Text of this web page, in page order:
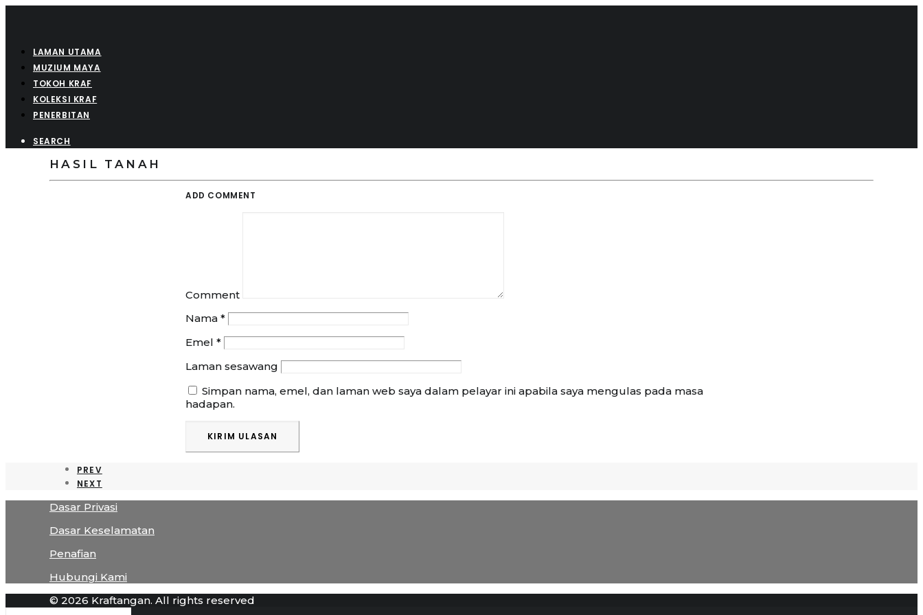
LAMAN UTAMA
MUZIUM MAYA
TOKOH KRAF
KOLEKSI KRAF
PENERBITAN
SEARCH
HASIL TANAH
ADD COMMENT
Comment
Nama *
Emel *
Laman sesawang
Simpan nama, emel, dan laman web saya dalam pelayar ini apabila saya mengulas pada masa
hadapan.
PREV
NEXT
Dasar Privasi
Dasar Keselamatan
Penafian
Hubungi Kami
© 2026 Kraftangan. All rights reserved